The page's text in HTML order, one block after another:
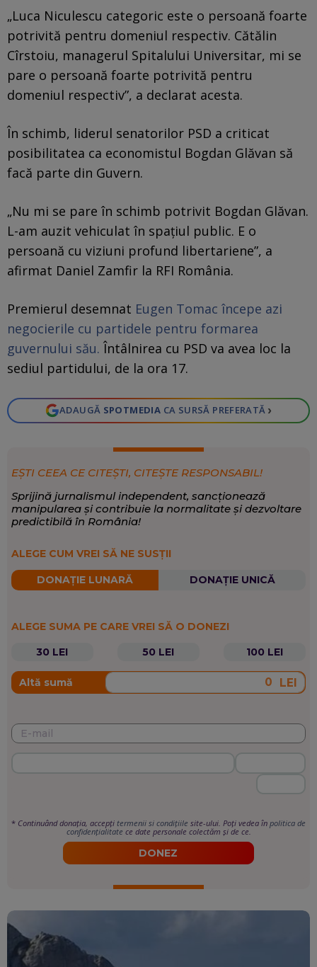
„Luca Niculescu categoric este o persoană foarte
potrivită pentru domeniul respectiv. Cătălin
Cîrstoiu, managerul Spitalului Universitar, mi se
pare o persoană foarte potrivită pentru
domeniul respectiv”, a declarat acesta.
În schimb, liderul senatorilor PSD a criticat
posibilitatea ca economistul Bogdan Glăvan să
facă parte din Guvern.
„Nu mi se pare în schimb potrivit Bogdan Glăvan.
L-am auzit vehiculat în spațiul public. E o
persoană cu viziuni profund libertariene”, a
afirmat Daniel Zamfir la RFI România.
Premierul desemnat Eugen Tomac începe azi
negocierile cu partidele pentru formarea
guvernului său. Întâlnirea cu PSD va avea loc la
sediul partidului, de la ora 17.
ADAUGĂ SPOTMEDIA CA SURSĂ PREFERATĂ ›
EȘTI CEEA CE CITEȘTI, CITEȘTE RESPONSABIL!
Sprijină jurnalismul independent, sancționează
manipularea și contribuie la normalitate și dezvoltare
predictibilă în România!
ALEGE CUM VREI SĂ NE SUSȚII
DONAȚIE LUNARĂ DONAȚIE UNICĂ
ALEGE SUMA PE CARE VREI SĂ O DONEZI
30 LEI
50 LEI 100 LEI
Altă sumă LEI
* Continuând donația, accepți termenii si condițiile site-ului. Poți vedea în politica de
confidențialitate ce date personale colectăm și de ce.
DONEZ